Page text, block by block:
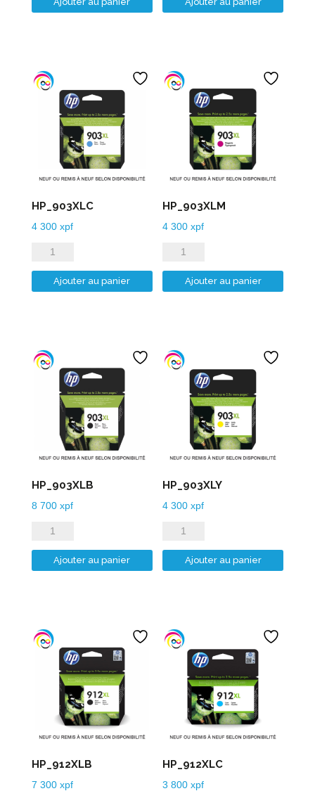
HP_62XLB
HP_62XLCoul
HP_903XLC
4 300 xpf
quantité
de
HP_903XLC
Ajouter au panier
HP_903XLM
4 300xpf
quantité
de
HP_903XLM
Ajouter au panier
HP_903XLB
8 700 xpf
quantité
de
HP_903XLB
Ajouter au panier
HP_903XLY
4 300xpf
quantité
de
HP_903XLY
Ajouter au panier
HP_912XLB
7 300 xpf
HP_912XLC
3 800xpf